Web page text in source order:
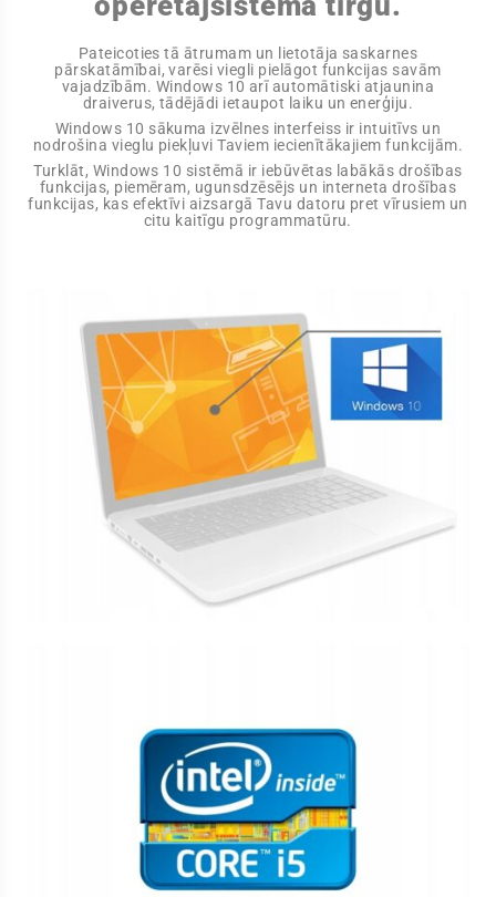
Pateicoties tā ātrumam un lietotāja saskarnes
pārskatāmībai, varēsi viegli pielāgot funkcijas savām
vajadzībām. Windows 10 arī automātiski atjaunina
draiverus, tādējādi ietaupot laiku un enerģiju.
Windows 10 sākuma izvēlnes interfeiss ir intuitīvs un
nodrošina vieglu piekļuvi Taviem iecienītākajiem funkcijām.
Turklāt, Windows 10 sistēmā ir iebūvētas labākās drošības
funkcijas, piemēram, ugunsdzēsējs un interneta drošības
funkcijas, kas efektīvi aizsargā Tavu datoru pret vīrusiem un
citu kaitīgu programmatūru.